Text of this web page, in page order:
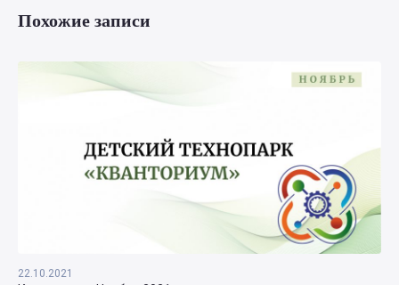
Похожие записи
22.10.2021